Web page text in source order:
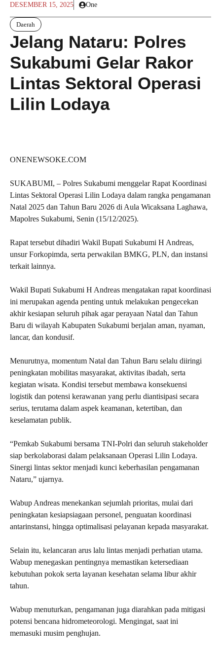
DESEMBER 15, 2025 One
Daerah
Jelang Nataru: Polres
Sukabumi Gelar Rakor
Lintas Sektoral Operasi
Lilin Lodaya
ONENEWSOKE.COM
SUKABUMI, – Polres Sukabumi menggelar Rapat Koordinasi
Lintas Sektoral Operasi Lilin Lodaya dalam rangka pengamanan
Natal 2025 dan Tahun Baru 2026 di Aula Wicaksana Laghawa,
Mapolres Sukabumi, Senin (15/12/2025).
Rapat tersebut dihadiri Wakil Bupati Sukabumi H Andreas,
unsur Forkopimda, serta perwakilan BMKG, PLN, dan instansi
terkait lainnya.
Wakil Bupati Sukabumi H Andreas mengatakan rapat koordinasi
ini merupakan agenda penting untuk melakukan pengecekan
akhir kesiapan seluruh pihak agar perayaan Natal dan Tahun
Baru di wilayah Kabupaten Sukabumi berjalan aman, nyaman,
lancar, dan kondusif.
Menurutnya, momentum Natal dan Tahun Baru selalu diiringi
peningkatan mobilitas masyarakat, aktivitas ibadah, serta
kegiatan wisata. Kondisi tersebut membawa konsekuensi
logistik dan potensi kerawanan yang perlu diantisipasi secara
serius, terutama dalam aspek keamanan, ketertiban, dan
keselamatan publik.
“Pemkab Sukabumi bersama TNI-Polri dan seluruh stakeholder
siap berkolaborasi dalam pelaksanaan Operasi Lilin Lodaya.
Sinergi lintas sektor menjadi kunci keberhasilan pengamanan
Nataru,” ujarnya.
Wabup Andreas menekankan sejumlah prioritas, mulai dari
peningkatan kesiapsiagaan personel, penguatan koordinasi
antarinstansi, hingga optimalisasi pelayanan kepada masyarakat.
Selain itu, kelancaran arus lalu lintas menjadi perhatian utama.
Wabup menegaskan pentingnya memastikan ketersediaan
kebutuhan pokok serta layanan kesehatan selama libur akhir
tahun.
Wabup menuturkan, pengamanan juga diarahkan pada mitigasi
potensi bencana hidrometeorologi. Mengingat, saat ini
memasuki musim penghujan.